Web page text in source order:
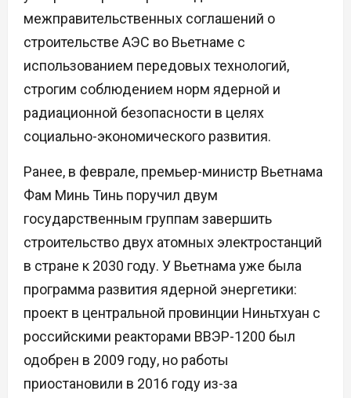
межправительственных соглашений о
строительстве АЭС во Вьетнаме с
использованием передовых технологий,
строгим соблюдением норм ядерной и
радиационной безопасности в целях
социально-экономического развития.
Ранее, в феврале, премьер-министр Вьетнама
Фам Минь Тинь поручил двум
государственным группам завершить
строительство двух атомных электростанций
в стране к 2030 году. У Вьетнама уже была
программа развития ядерной энергетики:
проект в центральной провинции Ниньтхуан с
российскими реакторами ВВЭР-1200 был
одобрен в 2009 году, но работы
приостановили в 2016 году из-за